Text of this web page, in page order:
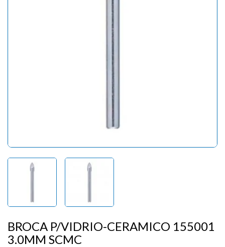
BROCA P/VIDRIO-CERAMICO 155001
3.0MM SCMC